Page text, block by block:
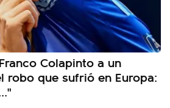
Colapinto a un
robo que sufrió en Europa: